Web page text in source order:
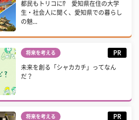
都民もトリコに⁉ 愛知県在住の大学
生・社会人に聞く、愛知県での暮らし
の魅...
将来を考える PR
未来を創る「シャカカチ」ってなん
だ？
将来を考える PR